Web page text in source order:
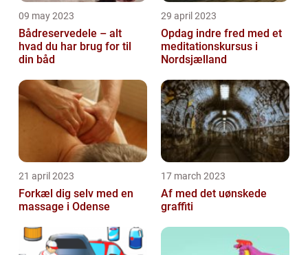
09 may 2023
Bådreservedele – alt
hvad du har brug for til
din båd
29 april 2023
Opdag indre fred med et
meditationskursus i
Nordsjælland
21 april 2023
Forkæl dig selv med en
massage i Odense
17 march 2023
Af med det uønskede
graffiti